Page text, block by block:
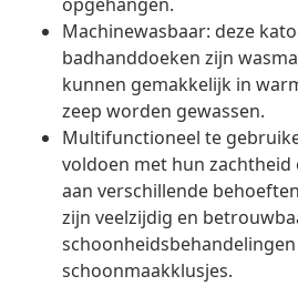
Machinewasbaar: deze
badhanddoeken zijn
kunnen gemakkelijk in
zeep worden gewassen.
Multifunctioneel te
voldoen met hun zachtheid
aan verschillende
zijn veelzijdig en
schoonmaakklusjes.